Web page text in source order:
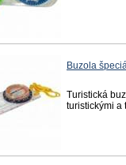
Buzola
Turistická
turistickými a